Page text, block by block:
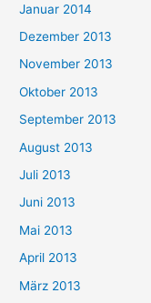
Januar 2014
Dezember 2013
November 2013
Oktober 2013
September 2013
August 2013
Juli 2013
Juni 2013
Mai 2013
April 2013
März 2013